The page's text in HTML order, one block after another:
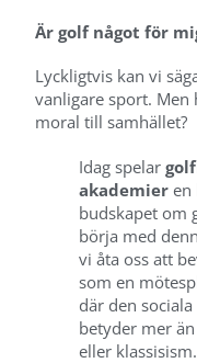
Är golf något för
Lyckligtvis kan vi
vanligare sport.
moral till samhället?
Idag spelar
akademier
budskapet om
börja med
vi åta oss att
som en
där den
betyder mer
eller klassisism.